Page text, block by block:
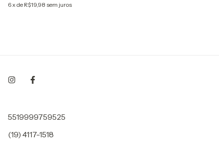
6x de R$19,98 sem juros
5519999759525
(19) 4117-1518